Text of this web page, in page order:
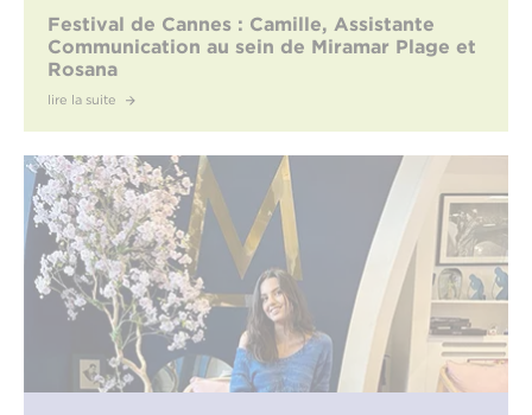
Festival de Cannes : Camille, Assistante
Communication au sein de Miramar Plage et
Rosana
lire la suite